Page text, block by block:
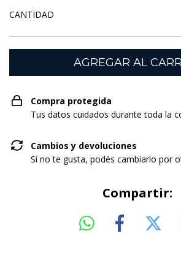
CANTIDAD
Compra protegida
Tus datos cuidados durante toda la
Cambios y devoluciones
Si no te gusta, podés cambiarlo por
Compartir: